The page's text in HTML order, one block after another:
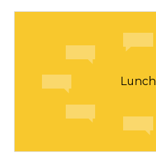
Lunch